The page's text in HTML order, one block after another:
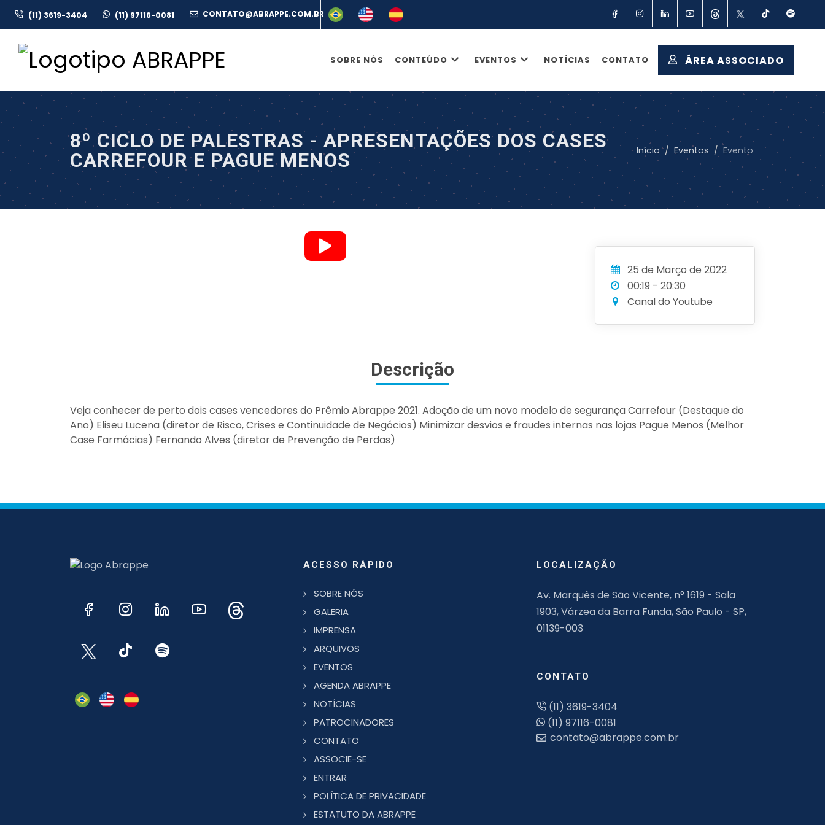
(11) 3619-3404 (11) 97116-0081 FacebookInstagramLinkedinYouTubeThreads TikTok
SOBRE NÓS CONTEÚDO EVENTOS NOTÍCIAS CONTATO ÁREA ASSOCIADO
8º CICLO DE PALESTRAS - APRESENTAÇÕES DOS CASES
CARREFOUR E PAGUE MENOS
Início Eventos Evento
25 de Março de 2022
00:19 - 20:30
Canal do Youtube
Descrição
Veja conhecer de perto dois cases vencedores do Prêmio Abrappe 2021. Adoção de um novo modelo de segurança Carrefour (Destaque do
Ano) Eliseu Lucena (diretor de Risco, Crises e Continuidade de Negócios) Minimizar desvios e fraudes internas nas lojas Pague Menos (Melhor
Case Farmácias) Fernando Alves (diretor de Prevenção de Perdas)
ACESSO RÁPIDO
SOBRE NÓS
GALERIA
IMPRENSA
ARQUIVOS
EVENTOS
AGENDA ABRAPPE
NOTÍCIAS
PATROCINADORES
CONTATO
ASSOCIE-SE
ENTRAR
POLÍTICA DE PRIVACIDADE
ESTATUTO DA ABRAPPE
LOCALIZAÇÃO
Av. Marquês de São Vicente, n° 1619 - Sala
1903, Várzea da Barra Funda, São Paulo - SP,
01139-003
CONTATO
(11) 3619-3404
(11) 97116-0081